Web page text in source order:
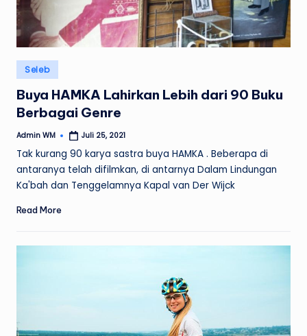
Posted
in
Seleb
Buya HAMKA Lahirkan Lebih dari 90 Buku
Berbagai Genre
Posted
Admin WM Juli 25, 2021
Tak kurang 90 karya sastra buya HAMKA . Beberapa di
antaranya telah difilmkan, di antarnya Dalam Lindungan
Ka'bah dan Tenggelamnya Kapal van Der Wijck
Read More